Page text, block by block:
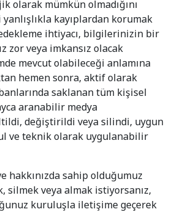
olarak mümkün olmadığını
kayıplardan korumak
ihtiyacı, bilgilerinizin bir
zor veya imkansız olacak
mevcut olabileceği anlamına
hemen sonra, aktif olarak
saklanan tüm kişisel
aranabilir medya
değiştirildi veya silindi, uygun
ve teknik olarak uygulanabilir
hakkınızda sahip olduğumuz
silmek veya almak istiyorsanız,
kuruluşla iletişime geçerek